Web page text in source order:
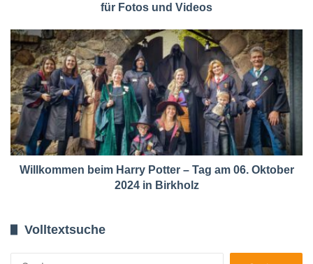
für Fotos und Videos
Willkommen beim Harry Potter – Tag am 06. Oktober
2024 in Birkholz
Volltextsuche